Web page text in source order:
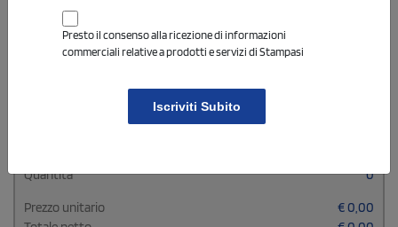
indicando il numero
d'ordine di riferimento.
IL TUO PREVENTIVO
Quantità 0
Prezzo unitario €0,00
Presto il consenso alla ricezione di informazioni
commerciali relative a prodotti e servizi di Stampasi
Iscriviti Subito